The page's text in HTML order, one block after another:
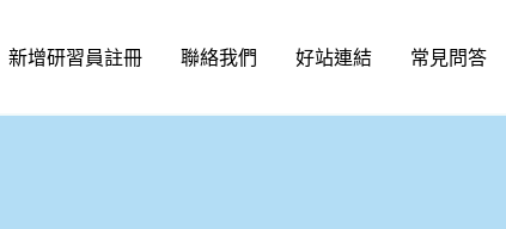
新增研習員註冊 聯絡我們 好站連結 常見問答